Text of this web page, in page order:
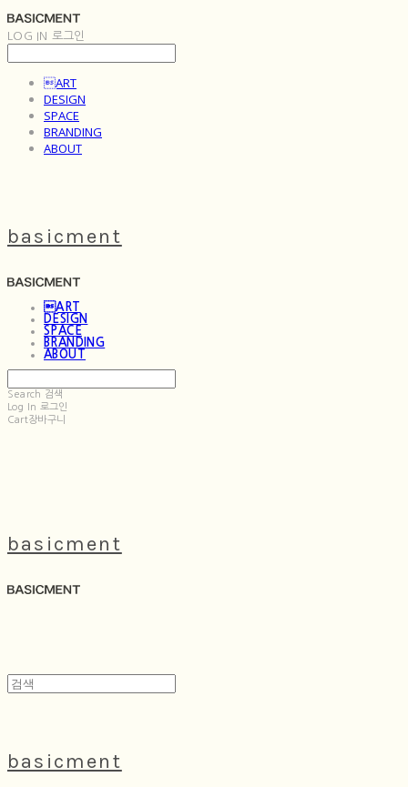
LOG IN 로그인
ART
DESIGN
SPACE
BRANDING
ABOUT
basicment
ART
DESIGN
SPACE
BRANDING
ABOUT
Search 검색
Log In 로그인
Cart장바구니
basicment
basicment